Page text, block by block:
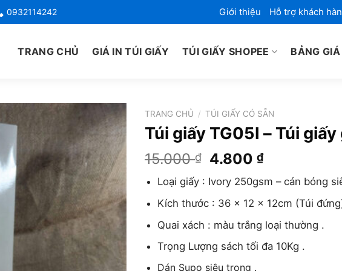
0932114242 Giới thiệu Hỗ trợ khách
TRANG CHỦ GIÁ IN TÚI GIẤY TÚI GIẤY SHOPEE BẢNG GIÁ
TRANG CHỦ / TÚI GIẤY CÓ SẴN
Túi giấy TG05I – Túi giấy
15.000₫
Giá
gốc
là:
15.000 ₫.
4.800₫Giá
hiện
tại
là:
4.800 ₫.
Loại giấy : Ivory 250gsm – cán bóng
Kích thước : 36 x 12 x 12cm (Túi
Quai xách : màu trắng loại thường .
Trọng Lượng sách tối đa 10Kg .
Dán Supo siêu trong .